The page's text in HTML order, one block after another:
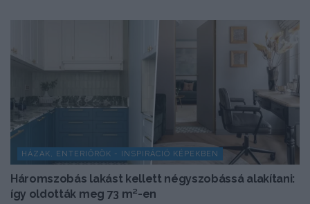
HÁZAK, ENTERIŐRÖK - INSPIRÁCIÓ KÉPEKBEN
Háromszobás lakást kellett négyszobássá alakítani:
így oldották meg 73 m²-en